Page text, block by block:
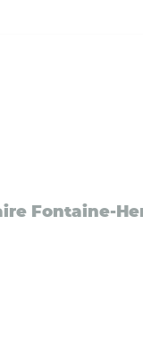
Fontaine-